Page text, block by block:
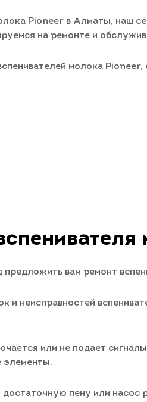
Pioneer в Алматы, наш
на ремонте и
молока
предложить вам ремонт
и неисправностей
или не подает
элементы.
достаточную пену или